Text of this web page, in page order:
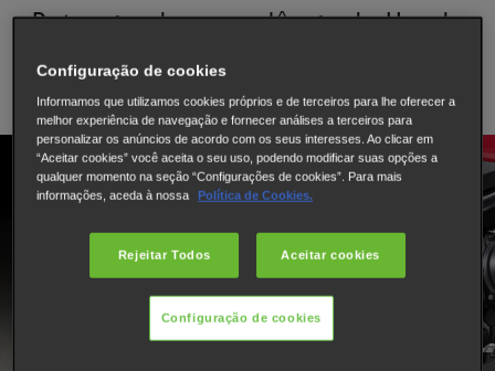
Potenciando a excelência da Honda
Configuração de cookies
Informamos que utilizamos cookies próprios e de terceiros para lhe oferecer a
melhor experiência de navegação e fornecer análises a terceiros para
personalizar os anúncios de acordo com os seus interesses. Ao clicar em
“Aceitar cookies” você aceita o seu uso, podendo modificar suas opções a
qualquer momento na seção “Configurações de cookies”. Para mais
informações, aceda à nossa
Política de Cookies.
Rejeitar Todos Aceitar cookies
Configuração de cookies